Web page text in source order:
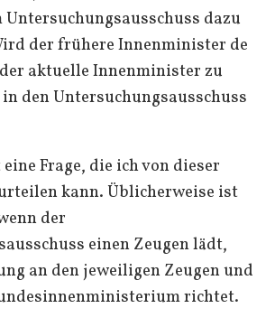
dazu
der frühere Innenminister de
aktuelle Innenminister zu
den Untersuchungsausschuss
Frage, die ich von dieser
kann. Üblicherweise ist
der
einen Zeugen lädt,
an den jeweiligen Zeugen und
richtet.